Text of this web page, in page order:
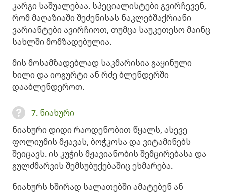
კარგი საშუალებაა. სპეციალისტები გვირჩევენ,
რომ მაღაზიაში შეძენისას ნაკლებშაქრიანი
ვარიანტები ავირჩიოთ, თუმცა საუკეთესო მაინც
სახლში მომზადებულია.
მის მოსამზადებლად საკმარისია გაყინული
ხილი და იოგურტი ან რძე ბლენდერში
დააბლენდეროთ.
7. ნიახური
ნიახური დიდი რაოდენობით წყალს, ასევე
ფოლიუმის მჟავას, ბოჭკოსა და ვიტამინებს
შეიცავს. ის კუჭის მჟავიანობის შემცირებასა და
გულძმარვის შემსუბუქებაშიც ეხმარება.
ნიახურს ხშირად სალათებში ამატებენ ან